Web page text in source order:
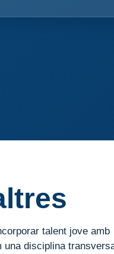
talent jove amb
una disciplina